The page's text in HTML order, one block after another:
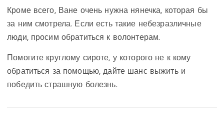
Кроме всего, Ване очень нужна нянечка, которая бы
за ним смотрела. Если есть такие небезразличные
люди, просим обратиться к волонтерам.
Помогите круглому сироте, у которого не к кому
обратиться за помощью, дайте шанс выжить и
победить страшную болезнь.